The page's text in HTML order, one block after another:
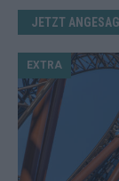
JETZT
EXTRA